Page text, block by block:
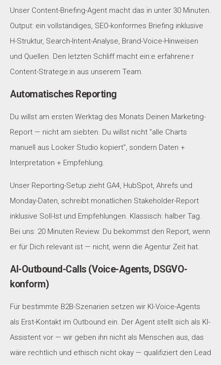
Unser Content-Briefing-Agent macht das in unter 30 Minuten.
Output: ein vollständiges, SEO-konformes Briefing inklusive
H-Struktur, Search-Intent-Analyse, Brand-Voice-Hinweisen
und Quellen. Den letzten Schliff macht ein:e erfahrene:r
Content-Stratege:in aus unserem Team.
Automatisches Reporting
Du willst am ersten Werktag des Monats Deinen Marketing-
Report — nicht am siebten. Du willst nicht "alle Charts
manuell aus Looker Studio kopiert", sondern Daten +
Interpretation + Empfehlung.
Unser Reporting-Setup zieht GA4, HubSpot, Ahrefs und
Monday-Daten, schreibt monatlichen Stakeholder-Report
inklusive Soll-Ist und Empfehlungen. Klassisch: halber Tag.
Bei uns: 20 Minuten Review. Du bekommst den Report, wenn
er für Dich relevant ist — nicht, wenn die Agentur Zeit hat.
AI-Outbound-Calls (Voice-Agents, DSGVO-
konform)
Für bestimmte B2B-Szenarien setzen wir KI-Voice-Agents
als Erst-Kontakt im Outbound ein. Der Agent stellt sich als KI-
Assistent vor — wir geben ihn nicht als Menschen aus, das
wäre rechtlich und ethisch nicht okay — qualifiziert den Lead